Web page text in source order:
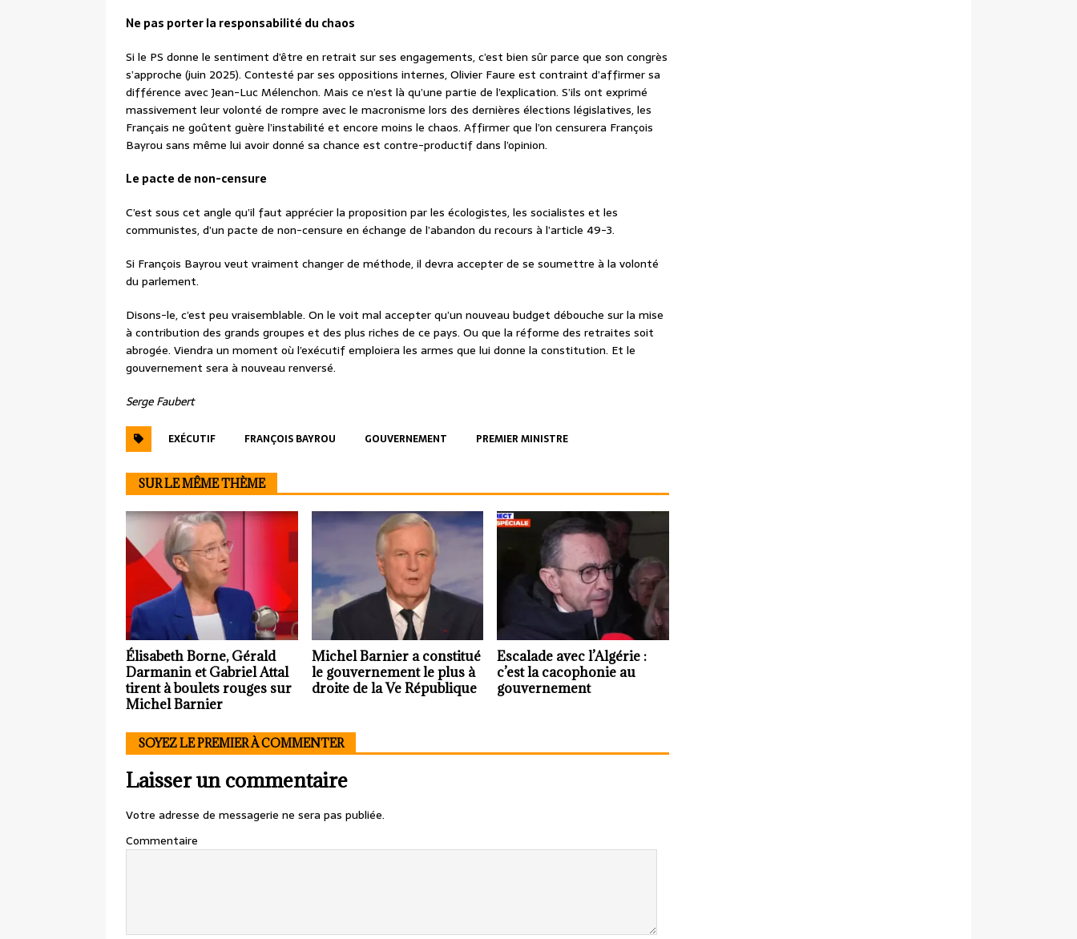
Ne pas porter la responsabilité du chaos
Si le PS donne le sentiment d’être en retrait sur ses engagements, c’est bien sûr parce que son congrès
s’approche (juin 2025). Contesté par ses oppositions internes, Olivier Faure est contraint d’affirmer sa
différence avec Jean-Luc Mélenchon. Mais ce n’est là qu’une partie de l’explication. S’ils ont exprimé
massivement leur volonté de rompre avec le macronisme lors des dernières élections législatives, les
Français ne goûtent guère l’instabilité et encore moins le chaos. Affirmer que l’on censurera François
Bayrou sans même lui avoir donné sa chance est contre-productif dans l’opinion.
Le pacte de non-censure
C’est sous cet angle qu’il faut apprécier la proposition par les écologistes, les socialistes et les
communistes, d’un pacte de non-censure en échange de l’abandon du recours à l’article 49-3.
Si François Bayrou veut vraiment changer de méthode, il devra accepter de se soumettre à la volonté
du parlement.
Disons-le, c’est peu vraisemblable. On le voit mal accepter qu’un nouveau budget débouche sur la mise
à contribution des grands groupes et des plus riches de ce pays. Ou que la réforme des retraites soit
abrogée. Viendra un moment où l’exécutif emploiera les armes que lui donne la constitution. Et le
gouvernement sera à nouveau renversé.
Serge Faubert
EXÉCUTIF FRANÇOIS BAYROU GOUVERNEMENT PREMIER MINISTRE
SUR LE MÊME THÈME
Élisabeth Borne, Gérald
Darmanin et Gabriel Attal
tirent à boulets rouges sur
Michel Barnier
Michel Barnier a constitué
le gouvernement le plus à
droite de la Ve République
Escalade avec l’Algérie :
c’est la cacophonie au
gouvernement
SOYEZ LE PREMIER À COMMENTER
Laisser un commentaire
Votre adresse de messagerie ne sera pas publiée.
Commentaire